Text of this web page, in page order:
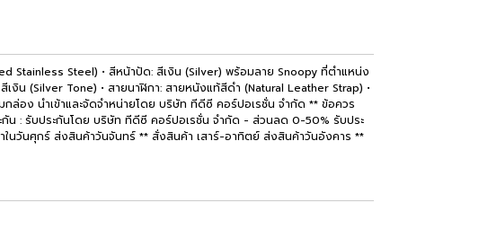
Stainless Steel) • สีหน้าปัด: สีเงิน (Silver) พร้อมลาย Snoopy ที่ตำแหน่ง
งิน (Silver Tone) • สายนาฬิกา: สายหนังแท้สีดำ (Natural Leather Strap) •
ล่อง นำเข้าและจัดจำหน่ายโดย บริษัท ทีดีซี คอร์ปอเรชั่น จำกัด ** ข้อควร
ะกัน : รับประกันโดย บริษัท ทีดีซี คอร์ปอเรชั่น จำกัด - ส่วนลด 0-50% รับประ
นวันศุกร์ ส่งสินค้าวันจันทร์ ** สั่งสินค้า เสาร์-อาทิตย์ ส่งสินค้าวันอังคาร **